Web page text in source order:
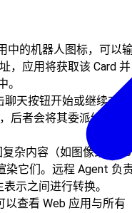
中的机器人图标，可以
，应用将获取该 Card 并
聊天按钮开始或继续对
后者会将其委派给一个
杂内容（如图像或 Web
染它们。远程 Agent 负
示之间进行转换。
以查看 Web 应用与所有